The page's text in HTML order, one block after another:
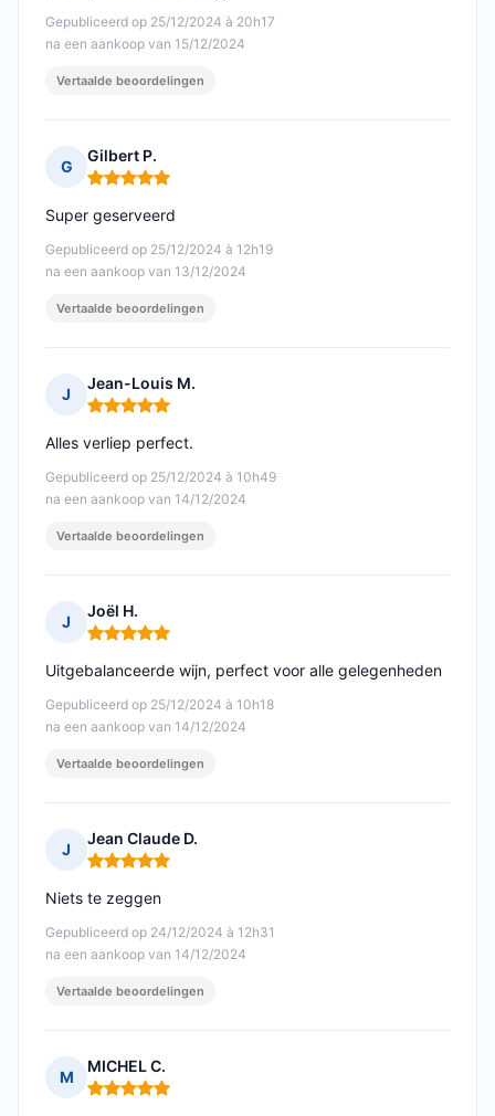
Gepubliceerd op 25/12/2024 à 20h17
na een aankoop van 15/12/2024
Vertaalde beoordelingen
G
Gilbert P.
Opmerking: 5 van 5
Gepubliceerd op 25/12/2024 à 12h19
na een aankoop van 13/12/2024
Super geserveerd
Vertaalde beoordelingen
J
Jean-Louis M.
Opmerking: 5 van 5
Gepubliceerd op 25/12/2024 à 10h49
na een aankoop van 14/12/2024
Alles verliep perfect.
Vertaalde beoordelingen
J
Joël H.
Opmerking: 5 van 5
Gepubliceerd op 25/12/2024 à 10h18
na een aankoop van 14/12/2024
Uitgebalanceerde wijn, perfect voor alle gelegenheden
Vertaalde beoordelingen
J
Jean Claude D.
Opmerking: 5 van 5
Gepubliceerd op 24/12/2024 à 12h31
na een aankoop van 14/12/2024
Niets te zeggen
Vertaalde beoordelingen
M
MICHEL C.
Opmerking: 5 van 5